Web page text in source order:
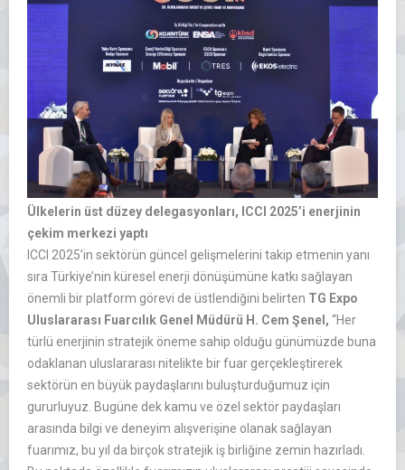
Ülkelerin üst düzey delegasyonları, ICCI 2025’i enerjinin
çekim merkezi yaptı
ICCI 2025’in sektörün güncel gelişmelerini takip etmenin yanı
sıra Türkiye’nin küresel enerji dönüşümüne katkı sağlayan
önemli bir platform görevi de üstlendiğini belirten TG Expo
Uluslararası Fuarcılık Genel Müdürü H. Cem Şenel, “Her
türlü enerjinin stratejik öneme sahip olduğu günümüzde buna
odaklanan uluslararası nitelikte bir fuar gerçekleştirerek
sektörün en büyük paydaşlarını buluşturduğumuz için
gururluyuz. Bugüne dek kamu ve özel sektör paydaşları
arasında bilgi ve deneyim alışverişine olanak sağlayan
fuarımız, bu yıl da birçok stratejik iş birliğine zemin hazırladı.